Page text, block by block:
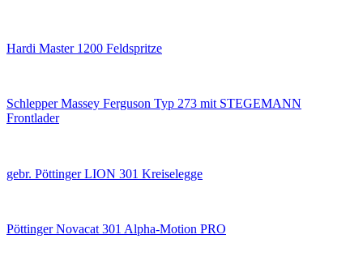
Hardi Master 1200 Feldspritze
Schlepper Massey Ferguson Typ 273 mit STEGEMANN
Frontlader
gebr. Pöttinger LION 301 Kreiselegge
Pöttinger Novacat 301 Alpha-Motion PRO